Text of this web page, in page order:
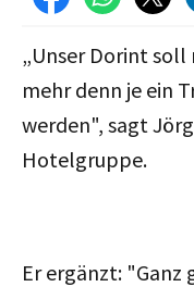
„Unser Dorint soll
mehr denn je ein
werden", sagt
Hotelgruppe.
Er ergänzt: "Ganz